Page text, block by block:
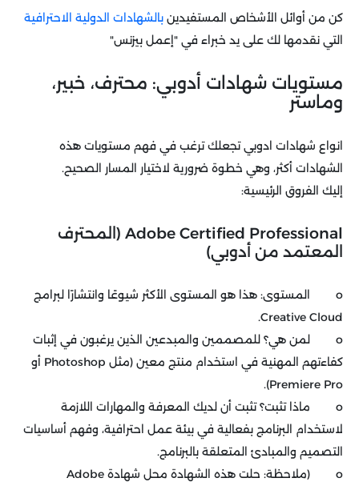
كن من أوائل الأشخاص المستفيدين بالشهادات الدولية الاحترافية
التي نقدمها لك على يد خبراء في "إعمل بيزنس"
مستويات شهادات أدوبي: محترف، خبير،
وماستر
انواع شهادات ادوبي تجعلك ترغب في فهم مستويات هذه
الشهادات أكثر، وهي خطوة ضرورية لاختيار المسار الصحيح.
إليك الفروق الرئيسية:
Adobe Certified Professional (المحترف
المعتمد من أدوبي)
o المستوى: هذا هو المستوى الأكثر شيوعًا وانتشارًا لبرامج
Creative Cloud.
o لمن هي؟ للمصممين والمبدعين الذين يرغبون في إثبات
كفاءتهم المهنية في استخدام منتج معين (مثل Photoshop أو
Premiere Pro).
o ماذا تثبت؟ تثبت أن لديك المعرفة والمهارات اللازمة
لاستخدام البرنامج بفعالية في بيئة عمل احترافية، وفهم أساسيات
التصميم والمبادئ المتعلقة بالبرنامج.
o (ملاحظة: حلت هذه الشهادة محل شهادة Adobe